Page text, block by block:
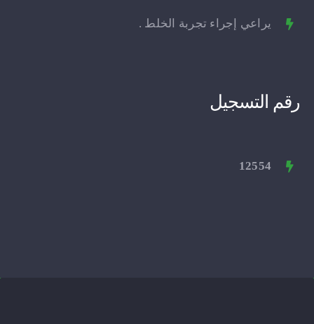
يراعي إجراء تجربة الخلط .
رقم التسجيل
12554